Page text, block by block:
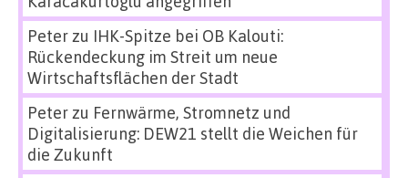
Peterzu IHK-Spitze bei OB Kalouti:
Rückendeckung im Streit um neue
Wirtschaftsflächen der Stadt
Peterzu Fernwärme, Stromnetz und
Digitalisierung: DEW21 stellt die Weichen für
die Zukunft